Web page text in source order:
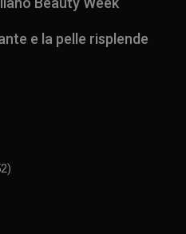
e la pelle risplende